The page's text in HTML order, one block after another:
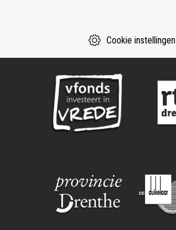
Cookie instellingen